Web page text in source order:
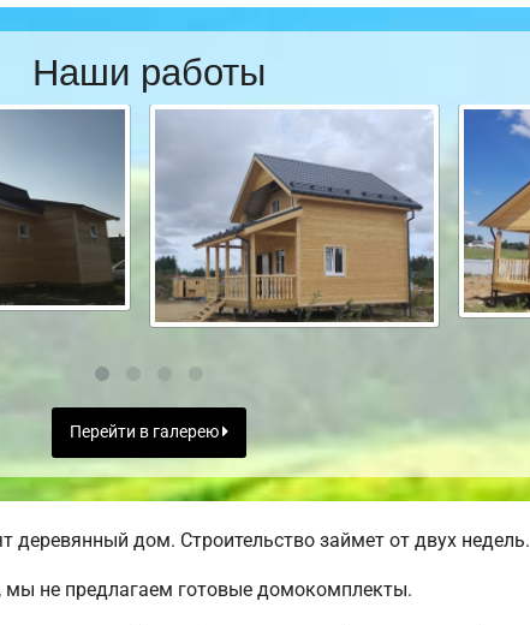
Наши работы
Перейти в галерею
деревянный дом. Строительство займет от двух недель.
мы не предлагаем готовые домокомплекты.